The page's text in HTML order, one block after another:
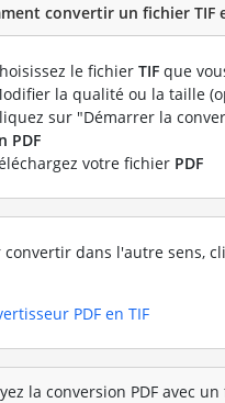
convertir un fichier TIF
le fichier TIF que
la qualité ou la taille
sur "Démarrer la
PDF
votre fichier PDF
convertir dans l'autre sens,
PDF en TIF
la conversion PDF avec